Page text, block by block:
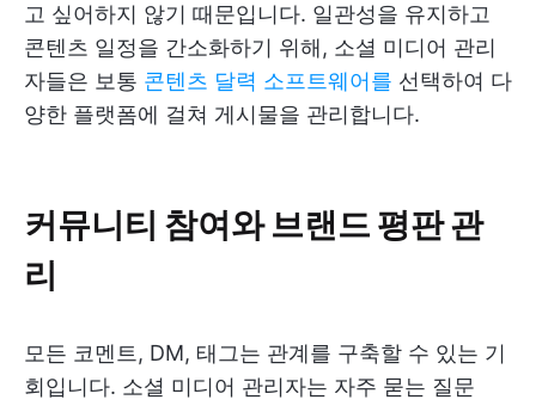
고 싶어하지 않기 때문입니다. 일관성을 유지하고
콘텐츠 일정을 간소화하기 위해, 소셜 미디어 관리
자들은 보통 콘텐츠 달력 소프트웨어를 선택하여 다
양한 플랫폼에 걸쳐 게시물을 관리합니다.
커뮤니티 참여와 브랜드 평판 관
리
모든 코멘트, DM, 태그는 관계를 구축할 수 있는 기
회입니다. 소셜 미디어 관리자는 자주 묻는 질문